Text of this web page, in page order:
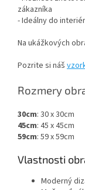
zákazníka
- Ideálny do
Na ukážkových
Pozrite si náš
Rozmery
30cm: 30 x 30cm
45cm: 45 x 45cm
59cm: 59 x 59cm
Vlastnosti
Moderný